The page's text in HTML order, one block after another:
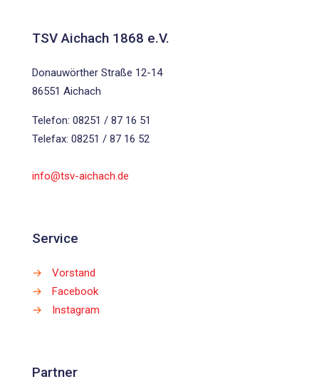
TSV Aichach 1868 e.V.
Donauwörther Straße 12-14
86551 Aichach
Telefon: 08251 / 87 16 51
Telefax: 08251 / 87 16 52
info@tsv-aichach.de
Service
→
Vorstand
→
Facebook
→
Instagram
Partner